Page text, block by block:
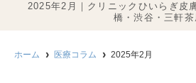
2025年2月｜クリニックひいらぎ皮
橋・渋谷・三軒茶
ホーム 医療コラム 2025年2月